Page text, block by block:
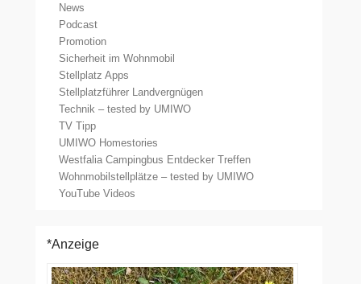
News
Podcast
Promotion
Sicherheit im Wohnmobil
Stellplatz Apps
Stellplatzführer Landvergnügen
Technik – tested by UMIWO
TV Tipp
UMIWO Homestories
Westfalia Campingbus Entdecker Treffen
Wohnmobilstellplätze – tested by UMIWO
YouTube Videos
*Anzeige